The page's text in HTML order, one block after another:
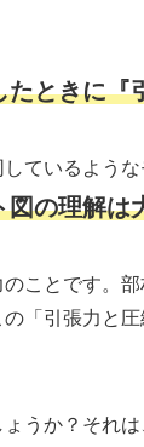
ときに『
ているよう
の理解は
ことです。
「引張力と
うか？それ